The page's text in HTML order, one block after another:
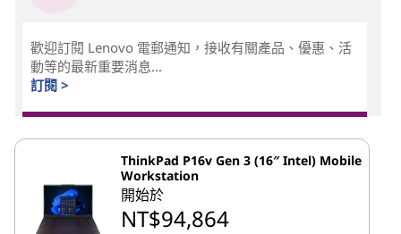
歡迎訂閱 Lenovo 電郵通知，接收有關產品、優惠、活
動等的最新重要消息...
訂閱 >
ThinkPad P16v Gen 3 (16″ Intel) Mobile
Workstation
開始於
NT$94,864